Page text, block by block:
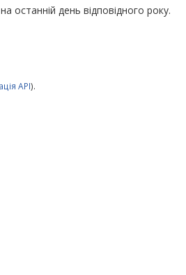
останній день відповідного року.
API).